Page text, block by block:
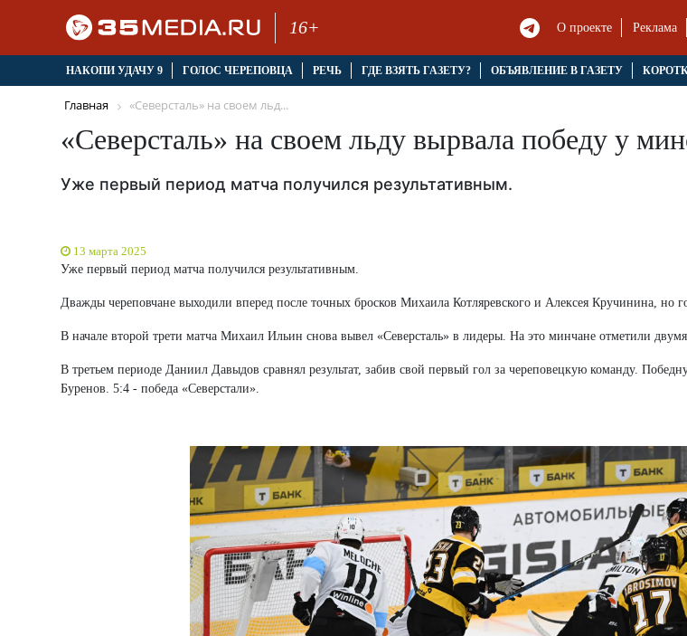
16+ О проекте Реклама
НАКОПИ УДАЧУ 9 ГОЛОС ЧЕРЕПОВЦА РЕЧЬ ГДЕ ВЗЯТЬ ГАЗЕТУ? ОБЪЯВЛЕНИЕ В ГАЗЕТУ
Главная «Северсталь» на своем льд...
«Северсталь» на своем льду вырвала победу у
Уже первый период матча получился результативным.
13 марта 2025
Уже первый период матча получился результативным.
Дважды череповчане выходили вперед после точных бросков Михаила Котляревского и Алексея Кручинина, но
В начале второй трети матча Михаил Ильин снова вывел «Северсталь» в лидеры. На это минчане отметили
В третьем периоде Даниил Давыдов сравнял результат, забив свой первый гол за череповецкую команду.
Буренов. 5:4 - победа «Северстали».